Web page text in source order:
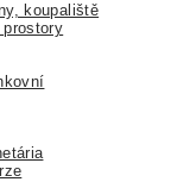
koupaliště